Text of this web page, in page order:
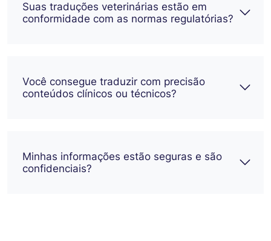
Suas traduções veterinárias estão em
conformidade com as normas regulatórias?
Você consegue traduzir com precisão
conteúdos clínicos ou técnicos?
Minhas informações estão seguras e são
confidenciais?